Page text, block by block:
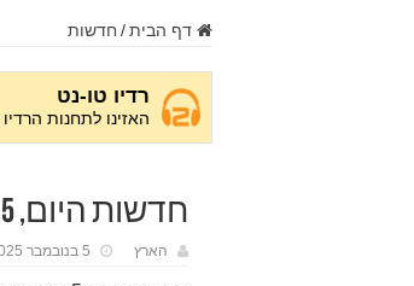
דף הבית/ חדשות
חדשות היום, 5 בנובמבר
הארץ 5 בנובמבר 2025